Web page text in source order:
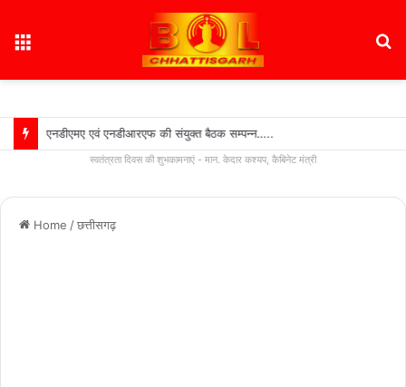
एनडीएमए एवं एनडीआरएफ की संयुक्त बैठक सम्पन्न…..
स्वतंत्रता दिवस की शुभकामनाएं - मान. केदार कश्यप, कैबिनेट मंत्री
Home /छत्तीसगढ़